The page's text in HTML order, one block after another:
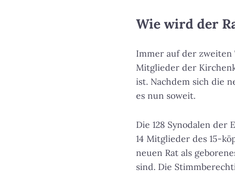
Wie wird der
Immer auf der zweiten
Mitglieder der
ist. Nachdem sich die
es nun soweit.
Die 128 Synodalen
14 Mitglieder des 15-
neuen Rat als
sind. Die